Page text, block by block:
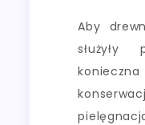
Aby
służyły